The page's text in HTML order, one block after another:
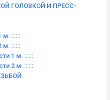
ГОЛОВКОЙ И ПРЕСС-
м. ::::::
м. ::::::
1 м. ::::::
2 м. ::::::